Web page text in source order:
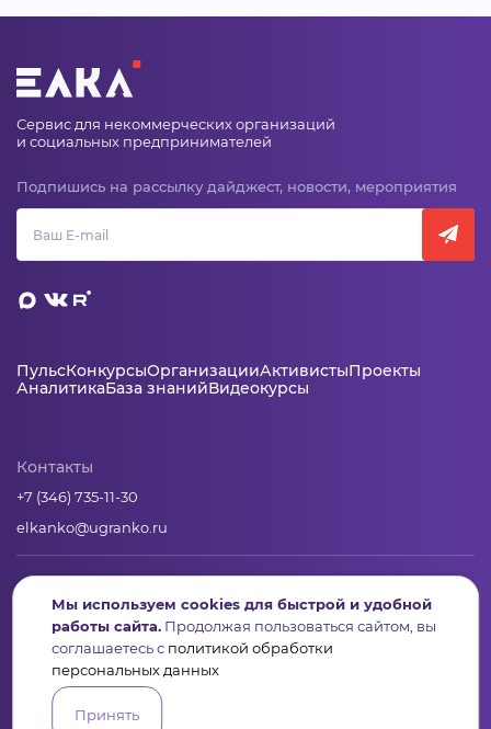
Сервис для некоммерческих организаций
и социальных предпринимателей
Подпишись на рассылку дайджест, новости, мероприятия
ПульсКонкурсыОрганизацииАктивистыПроекты
АналитикаБаза знанийВидеокурсы
Контакты
+7 (346) 735-11-30
elkanko@ugranko.ru
Адрес
628011, Россия, Ханты-Мансийский автономный округ – Югра,
г. Ханты-Мансийск, ул. Светлая 36
Юридическая информация
Мы используем cookies для быстрой и удобной
работы сайта. Продолжая пользоваться сайтом, вы
соглашаетесь с политикой обработки
персональных данных
Принять